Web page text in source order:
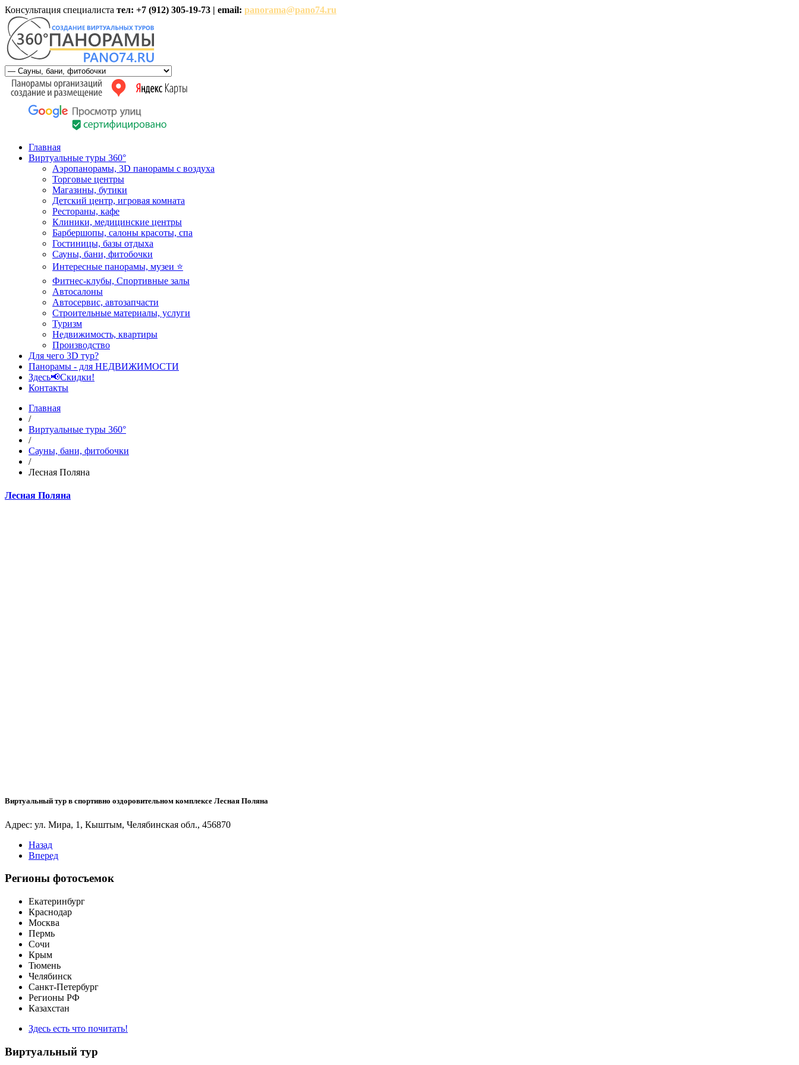
Консультация специалиста тел: +7 (912) 305-19-73 | email: panorama@pano74.ru
Главная
Виртуальные туры 360°
Аэропанорамы, 3D панорамы с воздуха
Торговые центры
Магазины, бутики
Детский центр, игровая комната
Рестораны, кафе
Клиники, медицинские центры
Барбершопы, салоны красоты, спа
Гостиницы, базы отдыха
Сауны, бани, фитобочки
Интересные панорамы, музеи ⭐
Фитнес-клубы, Спортивные залы
Автосалоны
Автосервис, автозапчасти
Строительные материалы, услуги
Туризм
Недвижимость, квартиры
Производство
Для чего 3D тур?
Панорамы - для НЕДВИЖИМОСТИ
Здесь📢Скидки!
Контакты
Главная
/
Виртуальные туры 360°
/
Сауны, бани, фитобочки
/
Лесная Поляна
Лесная Поляна
Виртуальный тур в спортивно оздоровительном комплексе Лесная Поляна
Адрес: ул. Мира, 1, Кыштым, Челябинская обл., 456870
Назад
Вперед
Регионы фотосъемок
Екатеринбург
Краснодар
Москва
Пермь
Сочи
Крым
Тюмень
Челябинск
Санкт-Петербург
Регионы РФ
Казахстан
Здесь есть что почитать!
Виртуальный тур